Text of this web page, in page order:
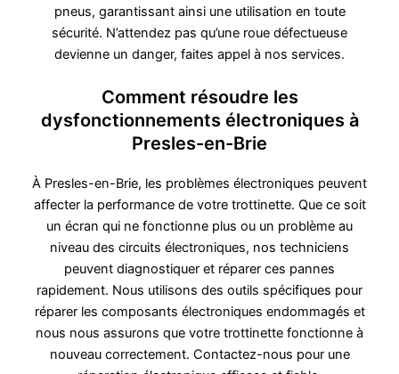
pneus, garantissant ainsi une utilisation en toute
sécurité. N’attendez pas qu’une roue défectueuse
devienne un danger, faites appel à nos services.
Comment résoudre les
dysfonctionnements électroniques à
Presles-en-Brie
À Presles-en-Brie, les problèmes électroniques peuvent
affecter la performance de votre trottinette. Que ce soit
un écran qui ne fonctionne plus ou un problème au
niveau des circuits électroniques, nos techniciens
peuvent diagnostiquer et réparer ces pannes
rapidement. Nous utilisons des outils spécifiques pour
réparer les composants électroniques endommagés et
nous nous assurons que votre trottinette fonctionne à
nouveau correctement. Contactez-nous pour une